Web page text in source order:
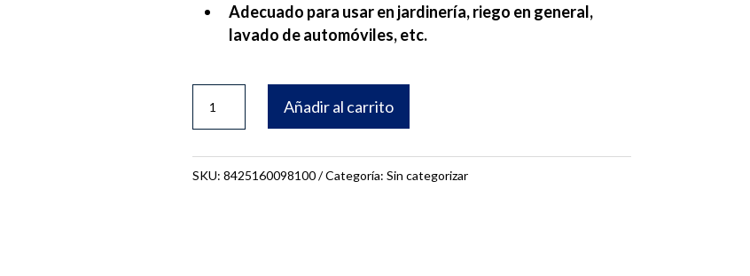
Adecuado para usar en jardinería, riego en general,
lavado de automóviles, etc.
1/2"
Añadir al carrito
SKU: 8425160098100 Categoría: Sin categorizar